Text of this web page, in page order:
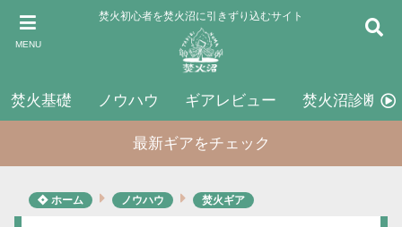
MENU
焚火初心者を焚火沼に引きずり込むサイト
焚火基礎 ノウハウ ギアレビュー 焚火沼診断
最新ギアをチェック
ホーム ノウハウ 焚火ギア